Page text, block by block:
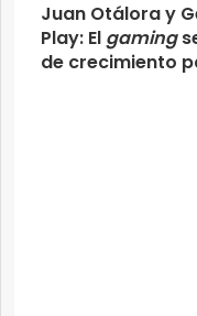
Juan Otálora y
Play: El gaming
de crecimiento